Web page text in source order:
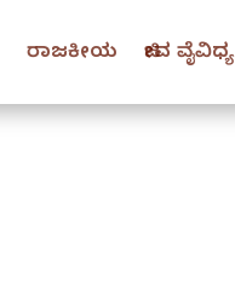
ರಾಜಕೀಯ ಜೀವ ವೈವಿಧ್ಯ